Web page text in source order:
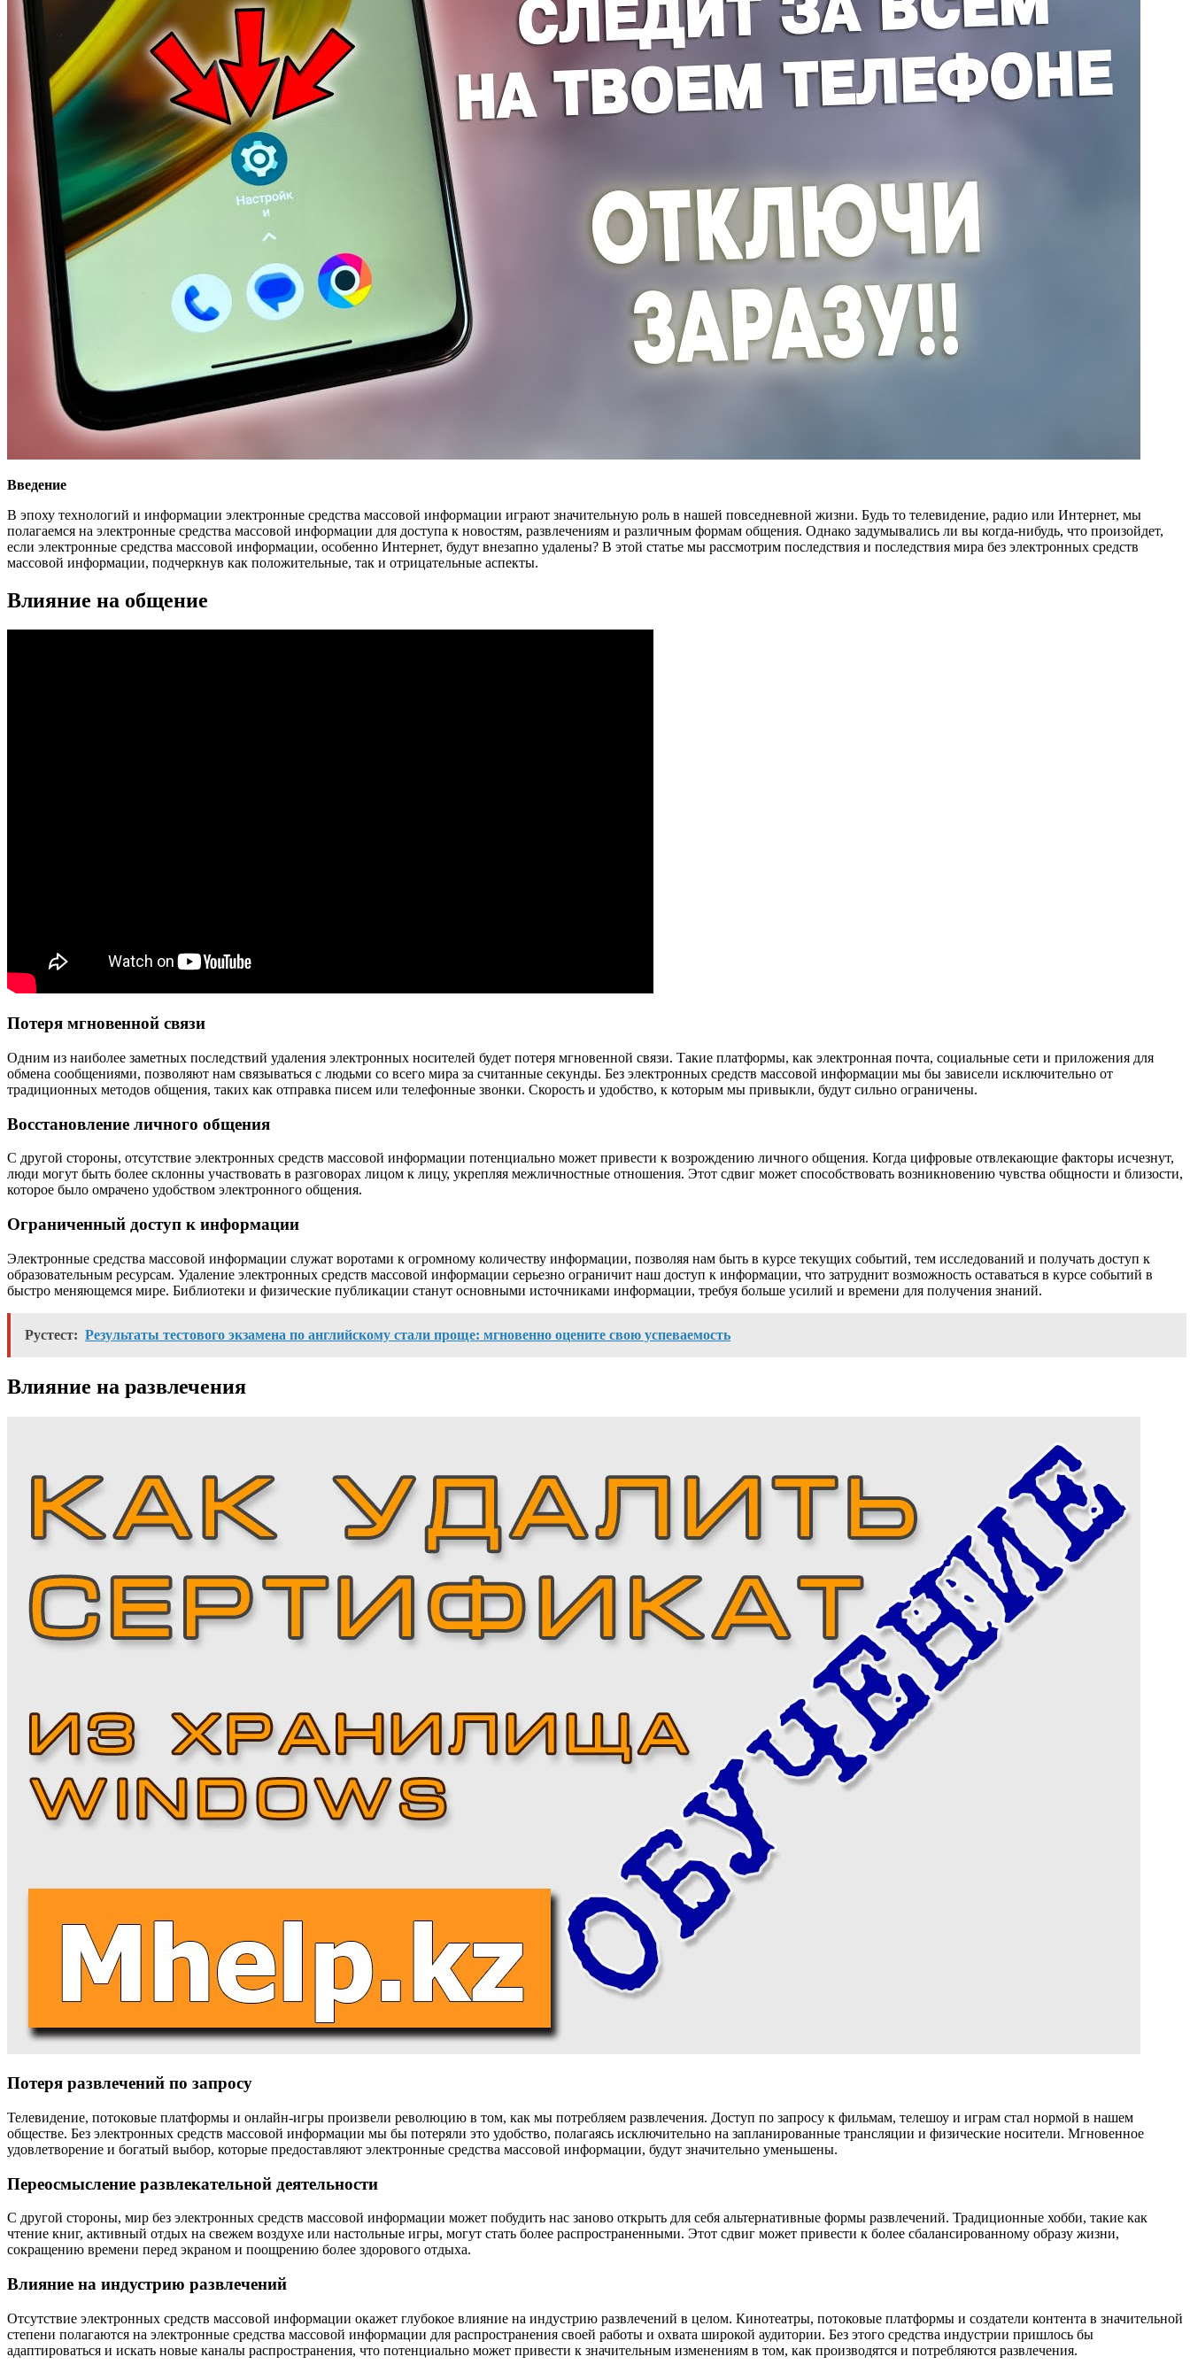
Введение
В эпоху технологий и информации электронные средства массовой информации играют значительную роль в нашей повседневной жизни. Будь то телевидение, радио или Интернет, мы
полагаемся на электронные средства массовой информации для доступа к новостям, развлечениям и различным формам общения. Однако задумывались ли вы когда-нибудь, что произойдет,
если электронные средства массовой информации, особенно Интернет, будут внезапно удалены? В этой статье мы рассмотрим последствия и последствия мира без электронных средств
массовой информации, подчеркнув как положительные, так и отрицательные аспекты.
Влияние на общение
Потеря мгновенной связи
Одним из наиболее заметных последствий удаления электронных носителей будет потеря мгновенной связи. Такие платформы, как электронная почта, социальные сети и приложения для
обмена сообщениями, позволяют нам связываться с людьми со всего мира за считанные секунды. Без электронных средств массовой информации мы бы зависели исключительно от
традиционных методов общения, таких как отправка писем или телефонные звонки. Скорость и удобство, к которым мы привыкли, будут сильно ограничены.
Восстановление личного общения
С другой стороны, отсутствие электронных средств массовой информации потенциально может привести к возрождению личного общения. Когда цифровые отвлекающие факторы исчезнут,
люди могут быть более склонны участвовать в разговорах лицом к лицу, укрепляя межличностные отношения. Этот сдвиг может способствовать возникновению чувства общности и близости,
которое было омрачено удобством электронного общения.
Ограниченный доступ к информации
Электронные средства массовой информации служат воротами к огромному количеству информации, позволяя нам быть в курсе текущих событий, тем исследований и получать доступ к
образовательным ресурсам. Удаление электронных средств массовой информации серьезно ограничит наш доступ к информации, что затруднит возможность оставаться в курсе событий в
быстро меняющемся мире. Библиотеки и физические публикации станут основными источниками информации, требуя больше усилий и времени для получения знаний.
Рустест: Результаты тестового экзамена по английскому стали проще: мгновенно оцените свою успеваемость
Влияние на развлечения
Потеря развлечений по запросу
Телевидение, потоковые платформы и онлайн-игры произвели революцию в том, как мы потребляем развлечения. Доступ по запросу к фильмам, телешоу и играм стал нормой в нашем
обществе. Без электронных средств массовой информации мы бы потеряли это удобство, полагаясь исключительно на запланированные трансляции и физические носители. Мгновенное
удовлетворение и богатый выбор, которые предоставляют электронные средства массовой информации, будут значительно уменьшены.
Переосмысление развлекательной деятельности
С другой стороны, мир без электронных средств массовой информации может побудить нас заново открыть для себя альтернативные формы развлечений. Традиционные хобби, такие как
чтение книг, активный отдых на свежем воздухе или настольные игры, могут стать более распространенными. Этот сдвиг может привести к более сбалансированному образу жизни,
сокращению времени перед экраном и поощрению более здорового отдыха.
Влияние на индустрию развлечений
Отсутствие электронных средств массовой информации окажет глубокое влияние на индустрию развлечений в целом. Кинотеатры, потоковые платформы и создатели контента в значительной
степени полагаются на электронные средства массовой информации для распространения своей работы и охвата широкой аудитории. Без этого средства индустрии пришлось бы
адаптироваться и искать новые каналы распространения, что потенциально может привести к значительным изменениям в том, как производятся и потребляются развлечения.